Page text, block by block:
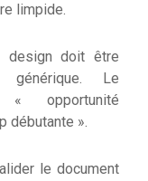
limpide.
design doit être
générique. Le
opportunité
débutante ».
le document